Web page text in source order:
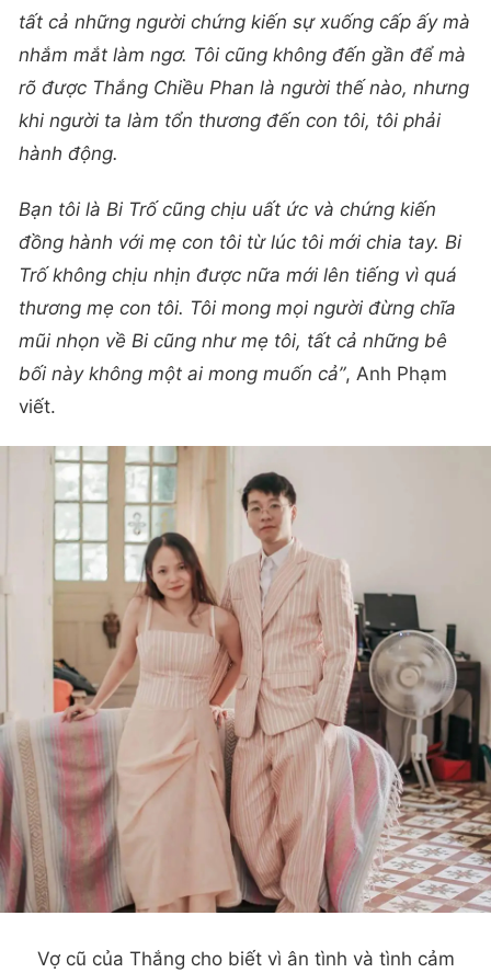
tất cả những người chứng kiến sự xuống cấp ấy mà
nhắm mắt làm ngơ. Tôi cũng không đến gần để mà
rõ được Thắng Chiều Phan là người thế nào, nhưng
khi người ta làm tổn thương đến con tôi, tôi phải
hành động.
Bạn tôi là Bi Trố cũng chịu uất ức và chứng kiến
đồng hành với mẹ con tôi từ lúc tôi mới chia tay. Bi
Trố không chịu nhịn được nữa mới lên tiếng vì quá
thương mẹ con tôi. Tôi mong mọi người đừng chĩa
mũi nhọn về Bi cũng như mẹ tôi, tất cả những bê
bối này không một ai mong muốn cả”, Anh Phạm
viết.
Vợ cũ của Thắng cho biết vì ân tình và tình cảm